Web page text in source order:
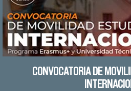
CONVOCATORIA DE